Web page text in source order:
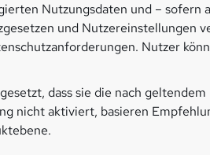
Nutzungsdaten und – sofern
und
Nutzer
dass sie die nach
nicht aktiviert, basieren